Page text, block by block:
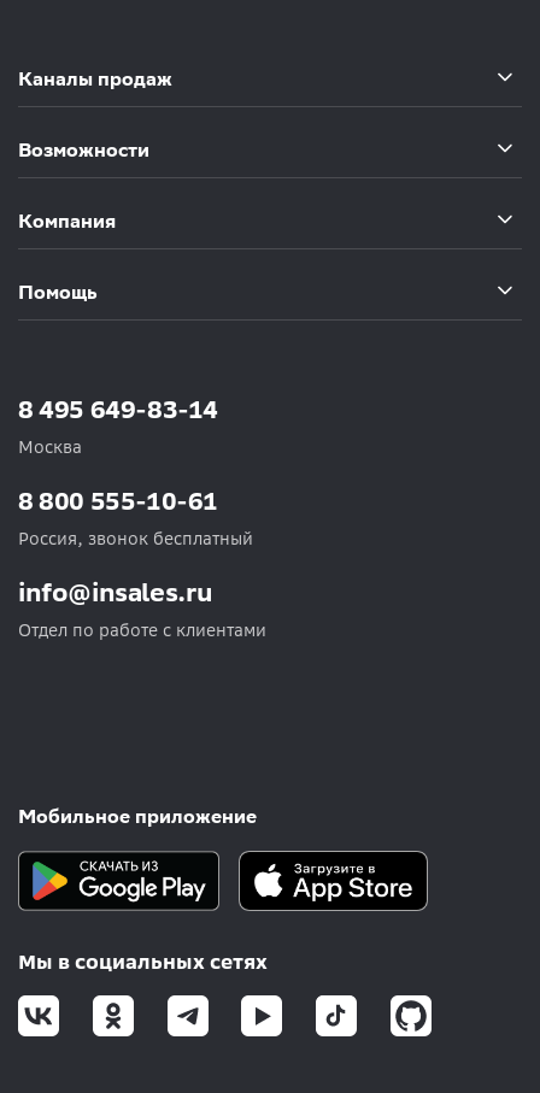
Каналы продаж
Возможности
Компания
Помощь
8 495 649-83-14
Москва
info@insales.ru
Отдел по работе с клиентами
8 800 555-10-61
Россия, звонок бесплатный
Мобильное приложение
Мы в социальных сетях